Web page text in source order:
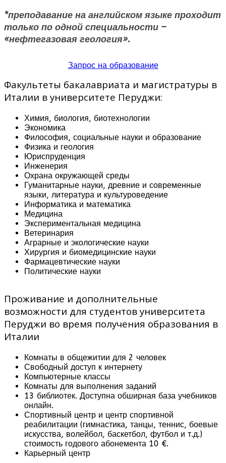
*преподавание на английском языке проходит
только по одной специальности –
«нефтегазовая геология».
Запрос на образование
Факультеты бакалавриата и магистратуры в
Италии в университете Перуджи:
Химия, биология, биотехнологии
Экономика
Философия, социальные науки и образование
Физика и геология
Юриспруденция
Инженерия
Охрана окружающей среды
Гуманитарные науки, древние и современные
языки, литература и культуроведение
Информатика и математика
Медицина
Экспериментальная медицина
Ветеринария
Аграрные и экологические науки
Хирургия и биомедицинские науки
Фармацевтические науки
Политические науки
Проживание и дополнительные
возможности для студентов университета
Перуджи во время получения образования в
Италии
Комнаты в общежитии для 2 человек
Свободный доступ к интернету
Компьютерные классы
Комнаты для выполнения заданий
13 библиотек. Доступна обширная база учебников
онлайн.
Спортивный центр и центр спортивной
реабилитации (гимнастика, танцы, теннис, боевые
искусства, волейбол, баскетбол, футбол и т.д.)
стоимость годового абонемента 10 €.
Карьерный центр